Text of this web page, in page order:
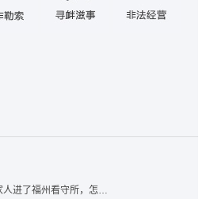
福州律师蔡思斌解答：家人进了福州看守所，怎么存钱寄衣服？最新实用指南请查收！